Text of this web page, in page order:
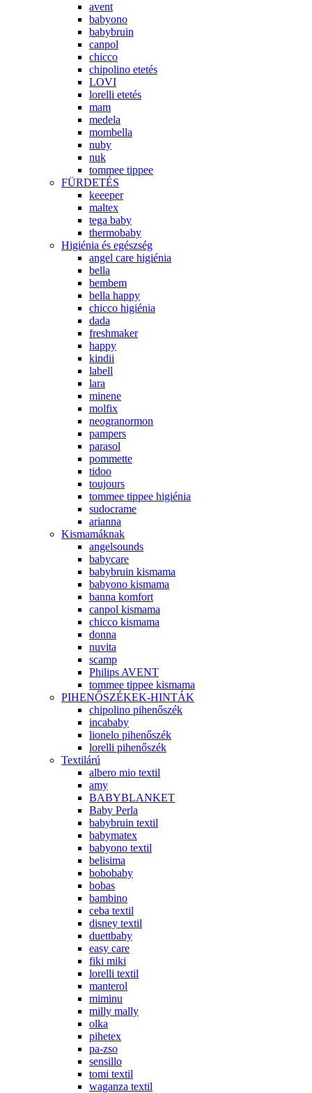
avent
babyono
babybruin
canpol
chicco
chipolino etetés
LOVI
lorelli etetés
mam
medela
mombella
nuby
nuk
tommee tippee
FÜRDETÉS
keeeper
maltex
tega baby
thermobaby
Higiénia és egészség
angel care higiénia
bella
bembem
bella happy
chicco higiénia
dada
freshmaker
happy
kindii
labell
lara
minene
molfix
neogranormon
pampers
parasol
pommette
tidoo
toujours
tommee tippee higiénia
sudocrame
arianna
Kismamáknak
angelsounds
babycare
babybruin kismama
babyono kismama
banna komfort
canpol kismama
chicco kismama
donna
nuvita
scamp
Philips AVENT
tommee tippee kismama
PIHENŐSZÉKEK-HINTÁK
chipolino pihenőszék
incababy
lionelo pihenőszék
lorelli pihenőszék
Textilárú
albero mio textil
amy
BABYBLANKET
Baby Perla
babybruin textil
babymatex
babyono textil
belisima
bobobaby
bobas
bambino
ceba textil
disney textil
duettbaby
easy care
fiki miki
lorelli textil
manterol
miminu
milly mally
olka
pihetex
pa-zso
sensillo
tomi textil
waganza textil